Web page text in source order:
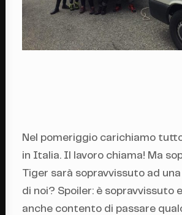
Nel pomeriggio carichiamo
in Italia. Il lavoro chiama! Ma
Tiger sarà sopravvissuto ad
di noi? Spoiler: è sopravvissuto
anche contento di passare